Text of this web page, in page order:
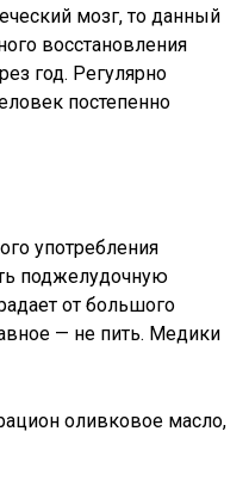
мозг, то данный
восстановления
год. Регулярно
постепенно
употребления
поджелудочную
от большого
— не пить. Медики
оливковое масло,